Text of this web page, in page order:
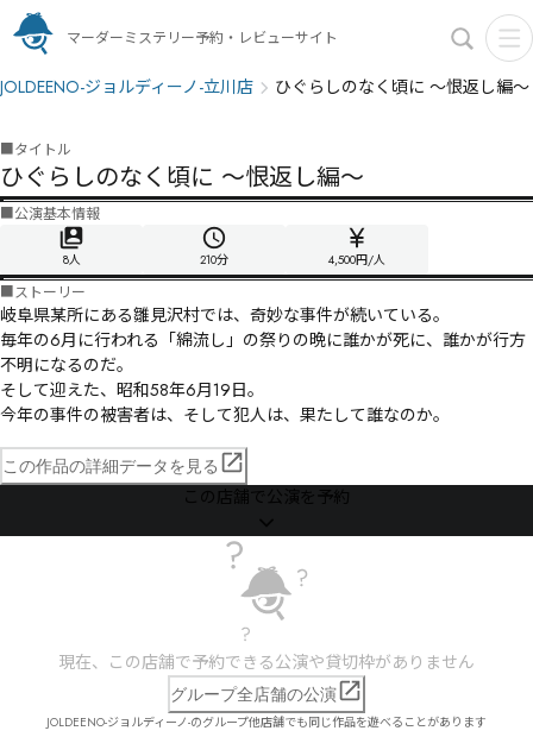
マーダーミステリー予約・レビューサイト
JOLDEENO-ジョルディーノ-立川店 ひぐらしのなく頃に 〜恨返し編〜
■タイトル
ひぐらしのなく頃に 〜恨返し編〜
■公演基本情報
8人 210分 4,500円/人
■ストーリー
岐阜県某所にある雛見沢村では、奇妙な事件が続いている。
毎年の6月に行われる「綿流し」の祭りの晩に誰かが死に、誰かが行方
不明になるのだ。
そして迎えた、昭和58年6月19日。
今年の事件の被害者は、そして犯人は、果たして誰なのか。
この作品の詳細データを見る
この店舗で公演を予約
現在、この店舗で予約できる公演や貸切枠がありません
グループ全店舗の公演
JOLDEENO-ジョルディーノ-のグループ他店舗でも同じ作品を遊べることがあります